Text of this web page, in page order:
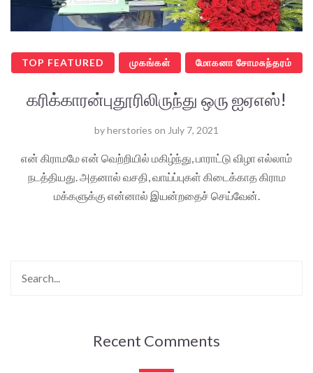
TOP FEATURED முகங்கள் மோகனா சோமசுந்தரம்
கரிக்காரன்புதூரிலிருந்து ஒரு ஐஏஎஸ்!
byherstories on July 7, 2021
என் கிராமமே என் வெற்றியில் மகிழ்ந்து, பாராட்டு விழா எல்லாம்
நடத்தியது. அதனால் வசதி, வாய்ப்புகள் கிடைக்காத கிராம
மக்களுக்கு என்னால் இயன்றதைச் செய்வேன்.
Recent Comments